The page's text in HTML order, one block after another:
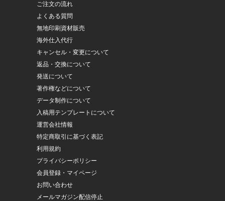
ご注文の流れ
よくある質問
無地印刷資材販売
海外仕入代行
キャンセル・変更について
返品・交換について
発送について
著作権などについて
データ制作について
入稿用テンプレートについて
運営会社情報
特定商取引に基づく表記
利用規約
プライバシーポリシー
会員登録・マイページ
お問い合わせ
メールマガジン配信停止